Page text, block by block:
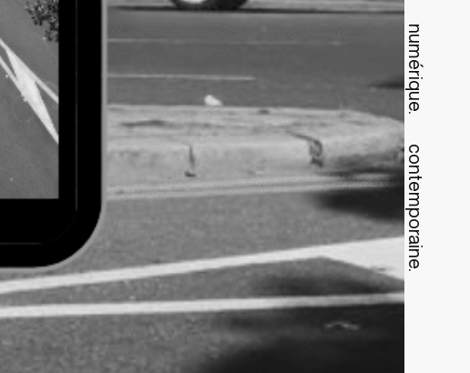
numérique.
contemporaine.